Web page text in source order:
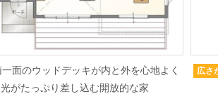
一面のウッドデッキが内と外を心地よく
がたっぷり差し込む開放的な家
広さ